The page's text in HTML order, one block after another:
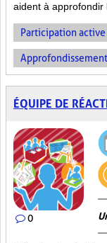
aident à approfondir
Participation active
ÉQUIPE DE
0